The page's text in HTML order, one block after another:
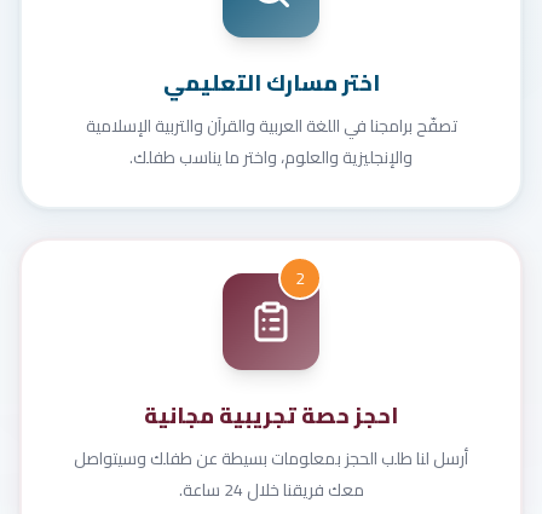
اختر مسارك التعليمي
تصفّح برامجنا في اللغة العربية والقرآن والتربية الإسلامية
والإنجليزية والعلوم، واختر ما يناسب طفلك.
2
احجز حصة تجريبية مجانية
أرسل لنا طلب الحجز بمعلومات بسيطة عن طفلك وسيتواصل
معك فريقنا خلال 24 ساعة.